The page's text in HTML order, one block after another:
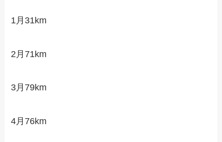
1月31km
2月71km
3月79km
4月76km